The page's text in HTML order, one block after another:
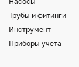
Трубы и фитинги
Инструмент
Приборы учета